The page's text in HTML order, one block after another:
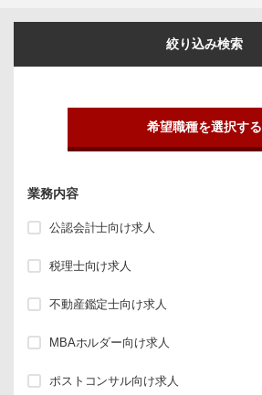
絞り込み検索
希望職種を選択する
業務内容
公認会計士向け求人
税理士向け求人
不動産鑑定士向け求人
MBAホルダー向け求人
ポストコンサル向け求人